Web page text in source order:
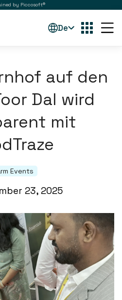
by Piccosoft®
De
auf den
Dal wird
mit
Events
23, 2025